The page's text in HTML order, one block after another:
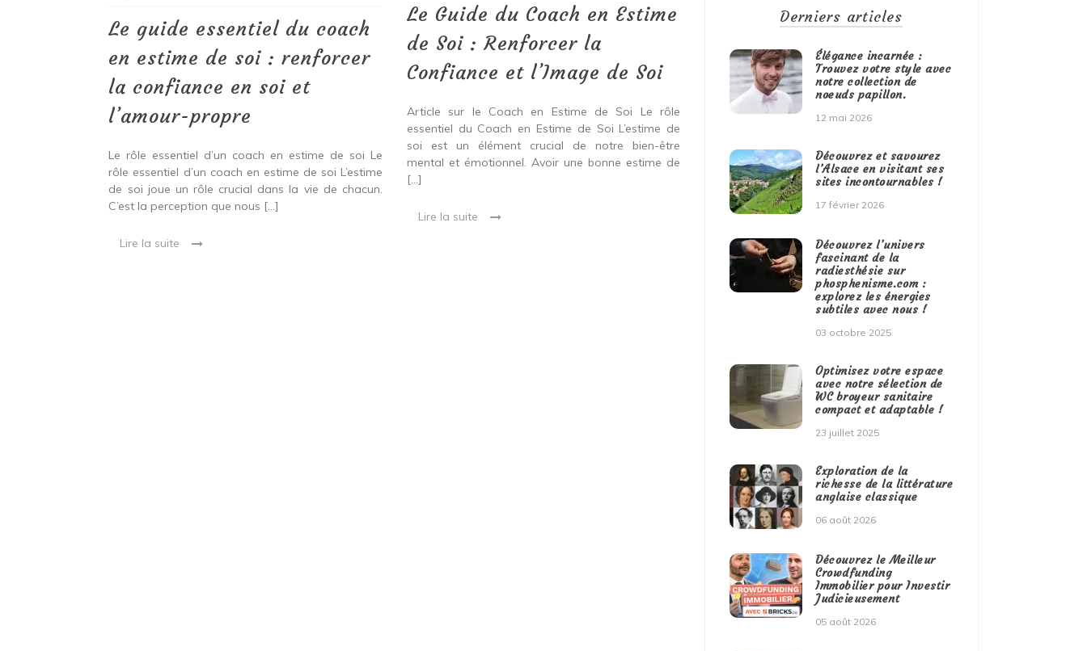
estime
de
soi
:
renforcer
la
et
l’amour-
propre
Le guide essentiel du coach
en estime de soi : renforcer
la confiance en soi et
l’amour-propre
Le rôle essentiel d’un coach en estime de soi Le
rôle essentiel d’un coach en estime de soi L’estime
de soi joue un rôle crucial dans la vie de chacun.
C’est la perception que nous […]
Lire la suite
Estime
de
Soi
:
Renforcer
la
et
l’Image
de
Soi
Le Guide du Coach en Estime
de Soi : Renforcer la
Confiance et l’Image de Soi
Article sur le Coach en Estime de Soi Le rôle
essentiel du Coach en Estime de Soi L’estime de
soi est un élément crucial de notre bien-être
mental et émotionnel. Avoir une bonne estime de
[…]
Lire la suite
Derniers articles
Élégance incarnée :
Trouvez votre style avec
notre collection de
noeuds papillon.
12 mai 2026
Découvrez et savourez
l’Alsace en visitant ses
sites incontournables !
17 février 2026
Découvrez l’univers
fascinant de la
radiesthésie sur
phosphenisme.com :
explorez les énergies
subtiles avec nous !
03 octobre 2025
Optimisez votre espace
avec notre sélection de
WC broyeur sanitaire
compact et adaptable !
23 juillet 2025
Exploration de la
richesse de la littérature
anglaise classique
06 août 2026
Découvrez le Meilleur
Crowdfunding
Immobilier pour Investir
Judicieusement
05 août 2026